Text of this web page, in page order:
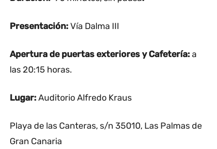
Presentación:Vía Dalma III
Apertura de puertas exteriores y Cafetería:a
las 20:15 horas.
Lugar:Auditorio Alfredo Kraus
Playa de las Canteras, s/n 35010, Las Palmas de
Gran Canaria